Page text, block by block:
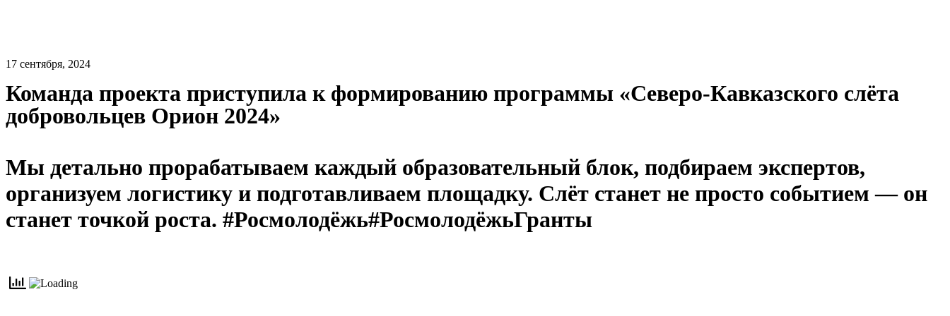
17 сентября, 2024
Команда проекта приступила к формированию программы «Северо-Кавказского слёта
добровольцев Орион 2024»
Мы детально прорабатываем каждый образовательный блок, подбираем экспертов,
организуем логистику и подготавливаем площадку. Слёт станет не просто событием — он
станет точкой роста. #Росмолодёжь#РосмолодёжьГранты